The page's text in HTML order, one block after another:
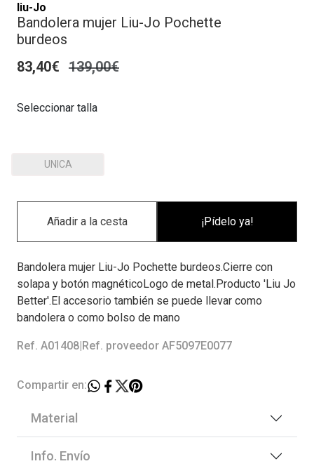
liu-Jo
Bandolera mujer Liu-Jo Pochette
burdeos
83,40€ 139,00€
Seleccionar talla
UNICA
¡Pídelo ya!
Bandolera mujer Liu-Jo Pochette burdeos.Cierre con
solapa y botón magnéticoLogo de metal.Producto 'Liu Jo
Better'.El accesorio también se puede llevar como
bandolera o como bolso de mano
Ref. A01408 Ref. proveedor AF5097E0077
Compartir en:
Material
Info. Envío